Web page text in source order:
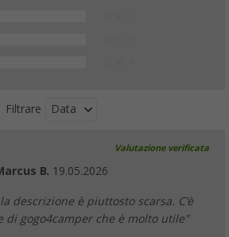
Filtrare Data
Valutazione verificata
B. 19.05.2026
descrizione è piuttosto scarsa. C'è
di gogo4camper che è molto utile"